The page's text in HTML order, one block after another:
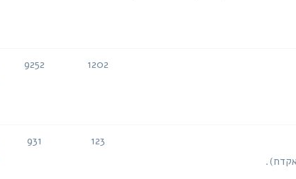
1202
9252
123
931